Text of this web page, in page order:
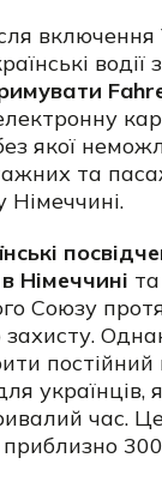
водії
якої
та
Німеччині.
Німеччині
Союзу
постійний
українців,
час.
приблизно